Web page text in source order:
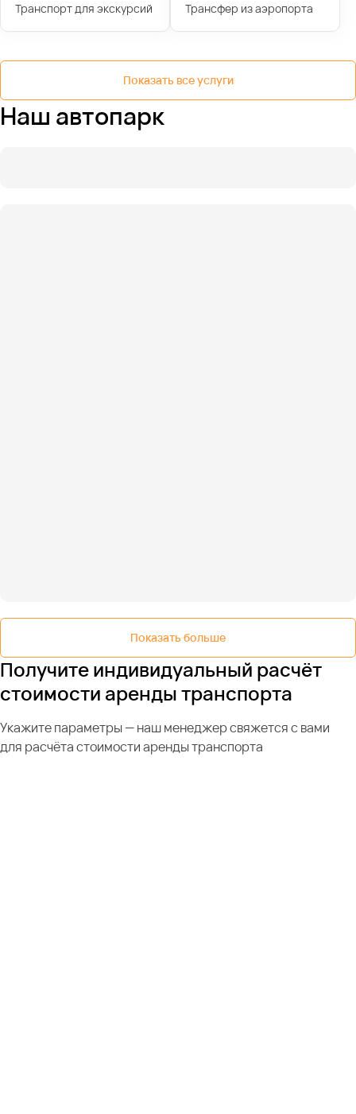
Транспорт для экскурсий Трансфер из аэропорта
Показать все услуги
Наш автопарк
Показать больше
Получите индивидуальный расчёт
стоимости аренды транспорта
Укажите параметры — наш менеджер свяжется с вами
для расчёта стоимости аренды транспорта